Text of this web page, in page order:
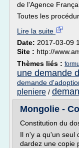
de l'Agence
Toutes les
Lire la suite
Date: 2017-03-09
Site : http://
Thèmes liés :
une demande
demande
pleniere /
Mongolie -
Constitution du
Il n'y a qu'un seul
dardez une copie